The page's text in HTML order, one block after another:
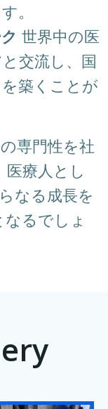
。
世界中の医
交流し、国
築くことが
専門性を社
療人とし
なる成長を
るでしょ